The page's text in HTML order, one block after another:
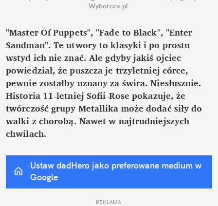
Wyborcza.pl
"Master Of Puppets", "Fade to Black", "Enter
Sandman". Te utwory to klasyki i po prostu
wstyd ich nie znać. Ale gdyby jakiś ojciec
powiedział, że puszcza je trzyletniej córce,
pewnie zostałby uznany za świra. Niesłusznie.
Historia 11-letniej Sofii-Rose pokazuje, że
twórczość grupy Metallika może dodać siły do
walki z chorobą. Nawet w najtrudniejszych
chwilach.
Ustaw dadHero jako preferowane medium w
Google
REKLAMA